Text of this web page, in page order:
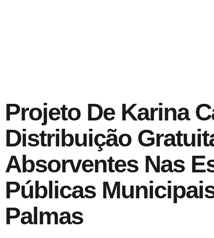
Projeto De Karina
Distribuição
Absorventes Nas
Públicas
Palmas